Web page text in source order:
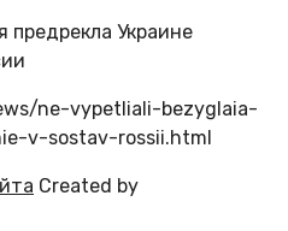
предрекла Украине
ne-vypetliali-bezyglaia-
v-sostav-rossii.html
Created by